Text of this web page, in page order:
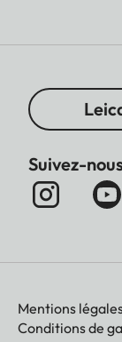
Suivez-
Mentions
Conditions de